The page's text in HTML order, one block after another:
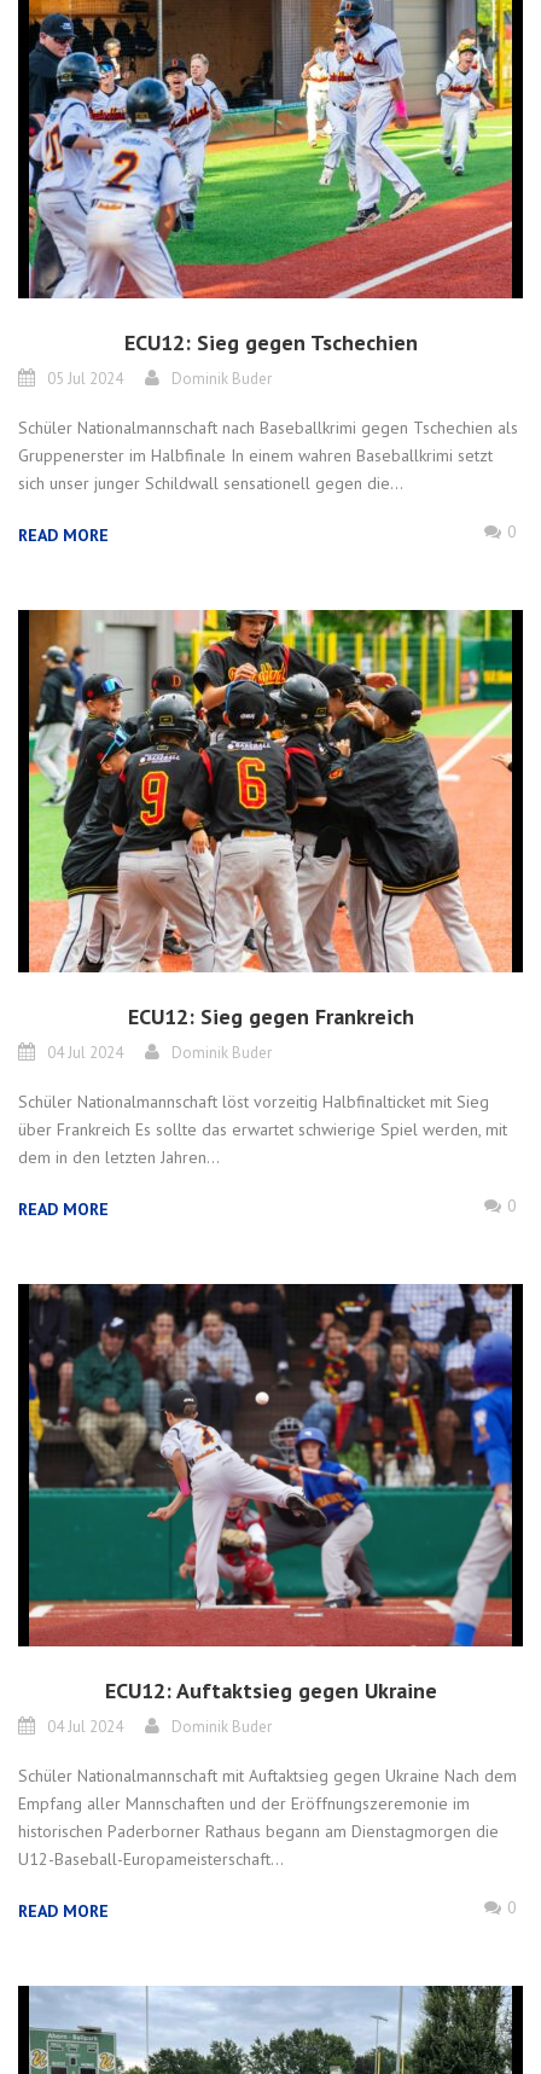
ECU12: Sieg gegen Tschechien
05 Jul 2024 Dominik Buder
Schüler Nationalmannschaft nach Baseballkrimi gegen Tschechien als
Gruppenerster im Halbfinale In einem wahren Baseballkrimi setzt
sich unser junger Schildwall sensationell gegen die...
READ MORE 0
ECU12: Sieg gegen Frankreich
04 Jul 2024 Dominik Buder
Schüler Nationalmannschaft löst vorzeitig Halbfinalticket mit Sieg
über Frankreich Es sollte das erwartet schwierige Spiel werden, mit
dem in den letzten Jahren...
READ MORE 0
ECU12: Auftaktsieg gegen Ukraine
04 Jul 2024 Dominik Buder
Schüler Nationalmannschaft mit Auftaktsieg gegen Ukraine Nach dem
Empfang aller Mannschaften und der Eröffnungszeremonie im
historischen Paderborner Rathaus begann am Dienstagmorgen die
U12-Baseball-Europameisterschaft...
READ MORE 0